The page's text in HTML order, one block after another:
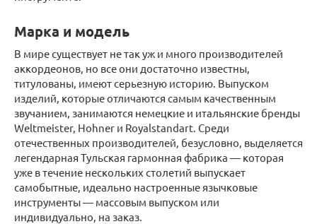
Марка и модель
В мире существует не так уж и много производителей
аккордеонов, но все они достаточно известны,
титулованы, имеют серьезную историю. Выпуском
изделий, которые отличаются самым качественным
звучанием, занимаются немецкие и итальянские бренды
Weltmeister, Hohner и Royalstandart. Среди
отечественных производителей, безусловно, выделяется
легендарная Тульская гармонная фабрика — которая
уже в течение нескольких столетий выпускает
самобытные, идеально настроенные язычковые
инструменты — массовым выпуском или
индивидуально, на заказ.